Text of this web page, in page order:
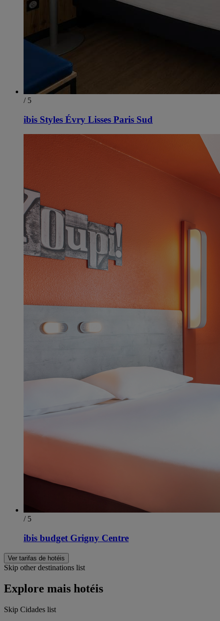
/ 5
ibis Styles Évry Lisses Paris Sud
/ 5
ibis budget Grigny Centre
Ver tarifas de hotéis
Skip other destinations list
Explore mais hotéis
Skip Cidades list